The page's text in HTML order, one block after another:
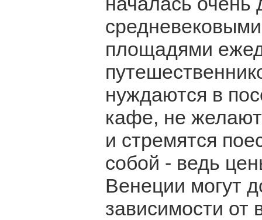
площадями
нуждаются в
кафе, не желают
и стремятся
собой - ведь
Венеции могут
зависимости от